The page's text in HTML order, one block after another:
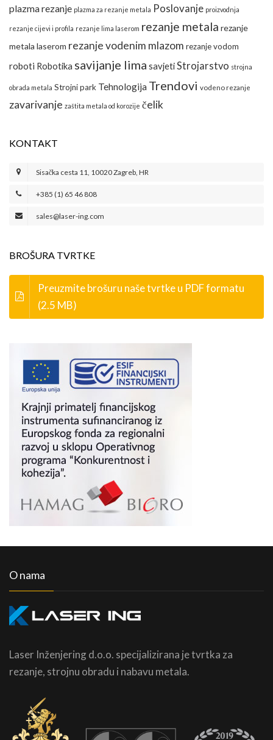
plazma rezanje plazma za rezanje metala Poslovanje proizvodnja
rezanje cijevi i profila rezanje lima laserom rezanje metala rezanje
metala laserom rezanje vodenim mlazom rezanje vodom
roboti Robotika savijanje lima savjetiStrojarstvo strojna
obrada metala Strojni park Tehnologija Trendovi vodeno rezanje
zavarivanje zaštita metala od korozije čelik
KONTAKT
Sisačka cesta 11, 10020 Zagreb, HR
+385 (1) 65 46 808
sales@laser-ing.com
BROŠURA TVRTKE
Preuzmite brošuru naše tvrtke u PDF formatu
(2.5 MB)
O nama
Laser Inženjering d.o.o. specijalizirana je tvrtka za
rezanje, strojnu obradu i nabavu metala.